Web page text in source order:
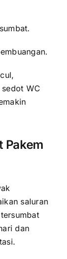
WC
Pakem
saluran
dan